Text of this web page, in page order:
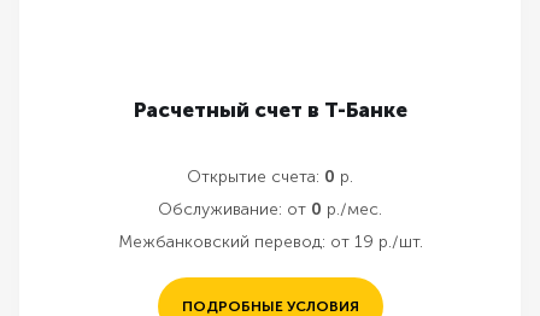
Расчетный счет в Т-Банке
Открытие счета: 0 р.
Обслуживание: от 0 р./мес.
Межбанковский перевод: от 19 р./шт.
ПОДРОБНЫЕ УСЛОВИЯ